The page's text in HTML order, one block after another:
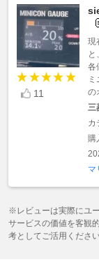
11
現
各
の
三
カ
購
マ
※レビューは実際にユ
サービスの価値を客観
考としてご活用ください